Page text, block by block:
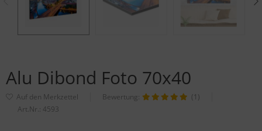
Alu Dibond Foto 70x40
Bewertung:
(1)
Art.Nr.: 4593